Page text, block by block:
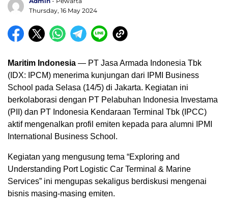
Thursday, 16 May 2024
Maritim Indonesia — PT Jasa Armada Indonesia Tbk
(IDX: IPCM) menerima kunjungan dari IPMI Business
School pada Selasa (14/5) di Jakarta. Kegiatan ini
berkolaborasi dengan PT Pelabuhan Indonesia Investama
(PII) dan PT Indonesia Kendaraan Terminal Tbk (IPCC)
aktif mengenalkan profil emiten kepada para alumni IPMI
International Business School.
Kegiatan yang mengusung tema “Exploring and
Understanding Port Logistic Car Terminal & Marine
Services” ini mengupas sekaligus berdiskusi mengenai
bisnis masing-masing emiten.